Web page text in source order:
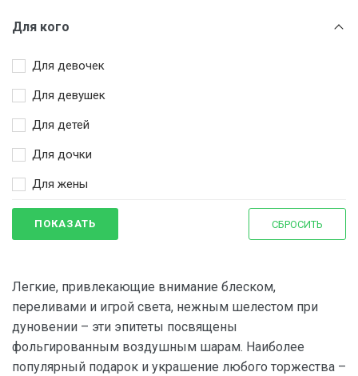
Для кого
Для девочек
Для девушек
Для детей
Для дочки
Для жены
Для молодоженов
Для мужчин
Для новорожденных
Для подруги
ПОКАЗАТЬ СБРОСИТЬ
Легкие, привлекающие внимание блеском,
переливами и игрой света, нежным шелестом при
дуновении – эти эпитеты посвящены
фольгированным воздушным шарам. Наиболее
популярный подарок и украшение любого торжества –